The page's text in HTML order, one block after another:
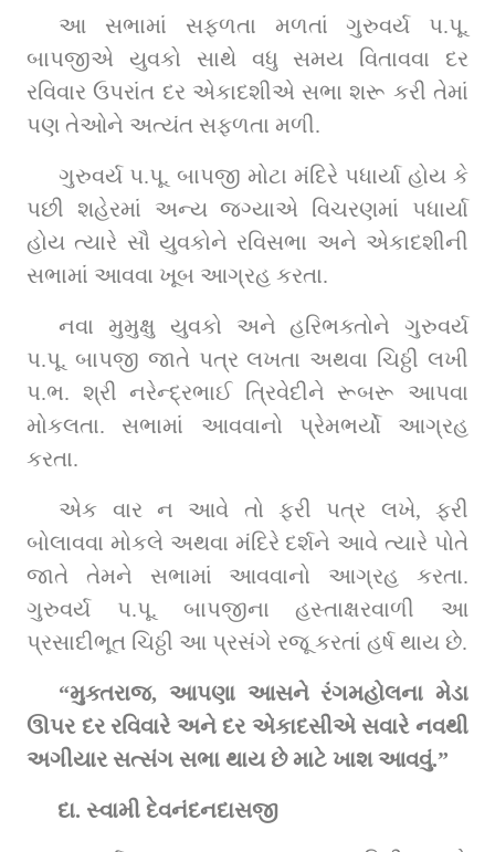
આ સભામાં સફળતા મળતાં ગુરુવર્ય પ.પૂ.
બાપજીએ યુવકો સાથે વધુ સમય વિતાવવા દર
રવિવાર ઉપરાંત દર એકાદશીએ સભા શરૂ કરી તેમાં
પણ તેઓને અત્યંત સફળતા મળી.
ગુરુવર્ય પ.પૂ. બાપજી મોટા મંદિરે પધાર્યા હોય કે
પછી શહેરમાં અન્ય જગ્યાએ વિચરણમાં પધાર્યા
હોય ત્યારે સૌ યુવકોને રવિસભા અને એકાદશીની
સભામાં આવવા ખૂબ આગ્રહ કરતા.
નવા મુમુક્ષુ યુવકો અને હરિભક્તોને ગુરુવર્ય
પ.પૂ. બાપજી જાતે પત્ર લખતા અથવા ચિઠ્ઠી લખી
પ.ભ. શ્રી નરેન્દ્રભાઈ ત્રિવેદીને રૂબરૂ આપવા
મોકલતા. સભામાં આવવાનો પ્રેમભર્યો આગ્રહ
કરતા.
એક વાર ન આવે તો ફરી પત્ર લખે, ફરી
બોલાવવા મોકલે અથવા મંદિરે દર્શને આવે ત્યારે પોતે
જાતે તેમને સભામાં આવવાનો આગ્રહ કરતા.
ગુરુવર્ય પ.પૂ. બાપજીના હસ્તાક્ષરવાળી આ
પ્રસાદીભૂત ચિઠ્ઠી આ પ્રસંગે રજૂ કરતાં હર્ષ થાય છે.
“મુક્તરાજ, આપણા આસને રંગમહોલના મેડા
ઊપર દર રવિવારે અને દર એકાદસીએ સવારે નવથી
અગીયાર સત્સંગ સભા થાય છે માટે ખાશ આવવું.”
દા. સ્વામી દેવનંદનદાસજી